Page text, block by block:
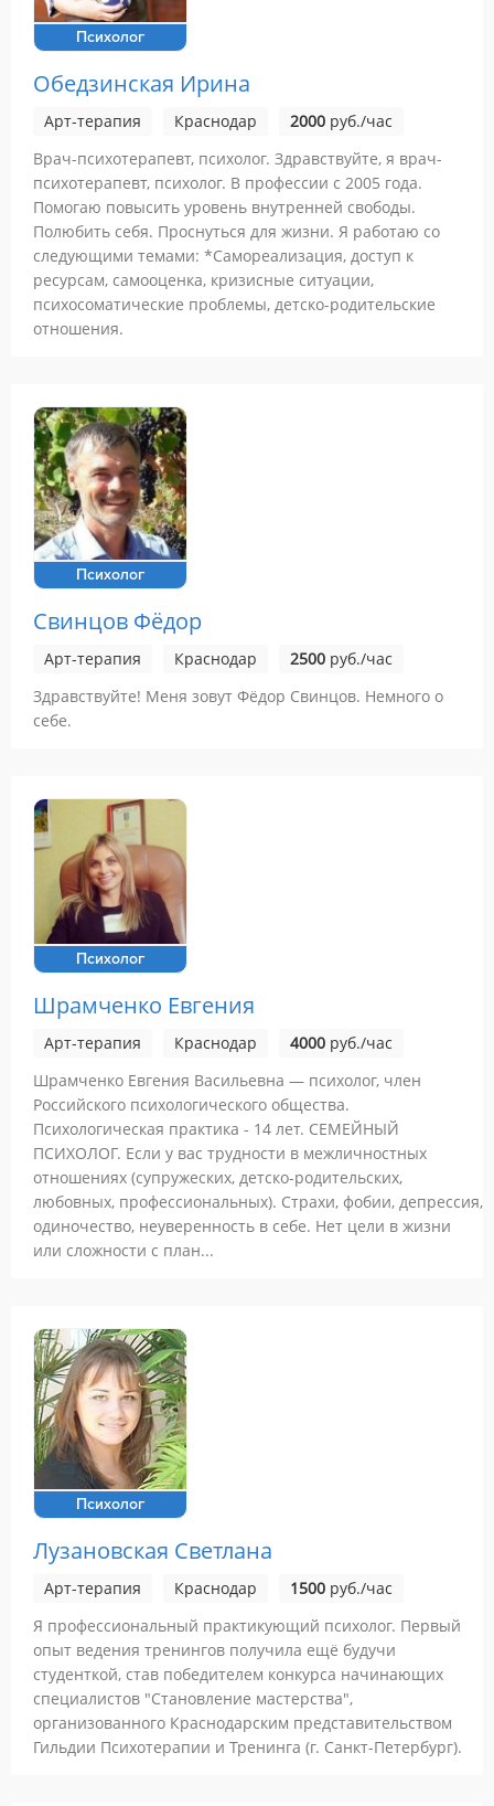
Психолог
Обедзинская Ирина
Арт-терапия Краснодар 2000 руб./час
Врач-психотерапевт, психолог. Здравствуйте, я врач-
психотерапевт, психолог. В профессии с 2005 года.
Помогаю повысить уровень внутренней свободы.
Полюбить себя. Проснуться для жизни. Я работаю со
следующими темами: *Самореализация, доступ к
ресурсам, самооценка, кризисные ситуации,
психосоматические проблемы, детско-родительские
отношения.
Психолог
Свинцов Фёдор
Арт-терапия Краснодар 2500 руб./час
Здравствуйте! Меня зовут Фёдор Свинцов. Немного о
себе.
Психолог
Шрамченко Евгения
Арт-терапия Краснодар 4000 руб./час
Шрамченко Евгения Васильевна — психолог, член
Российского психологического общества.
Психологическая практика - 14 лет. СЕМЕЙНЫЙ
ПСИХОЛОГ. Если у вас трудности в межличностных
отношениях (супружеских, детско-родительских,
любовных, профессиональных). Страхи, фобии, депрессия,
одиночество, неуверенность в себе. Нет цели в жизни
или сложности с план...
Психолог
Лузановская Светлана
Арт-терапия Краснодар 1500 руб./час
Я профессиональный практикующий психолог. Первый
опыт ведения тренингов получила ещё будучи
студенткой, став победителем конкурса начинающих
специалистов "Становление мастерства",
организованного Краснодарским представительством
Гильдии Психотерапии и Тренинга (г. Санкт-Петербург).